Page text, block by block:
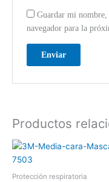
Guardar mi
navegador para la
Productos
Protección respiratoria